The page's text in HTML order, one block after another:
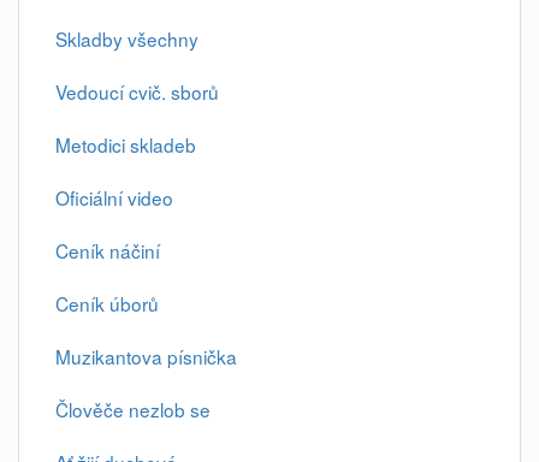
Skladby všechny
Vedoucí cvič. sborů
Metodici skladeb
Oficiální video
Ceník náčiní
Ceník úborů
Muzikantova písnička
Člověče nezlob se